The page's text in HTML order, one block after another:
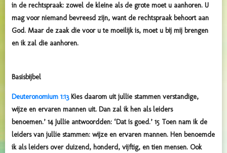
in de rechtspraak: zowel de kleine als de grote moet u aanhoren. U
mag voor niemand bevreesd zijn, want de rechtspraak behoort aan
God. Maar de zaak die voor u te moeilijk is, moet u bij mij brengen
en ik zal die aanhoren.
Basisbijbel
Deuteronomium 1:13Kies daarom uit jullie stammen verstandige,
wijze en ervaren mannen uit. Dan zal ik hen als leiders
benoemen.’ 14 Jullie antwoordden: ‘Dat is goed.’ 15 Toen nam ik de
leiders van jullie stammen: wijze en ervaren mannen. Hen benoemde
ik als leiders over duizend, honderd, vijftig, en tien mensen. Ook